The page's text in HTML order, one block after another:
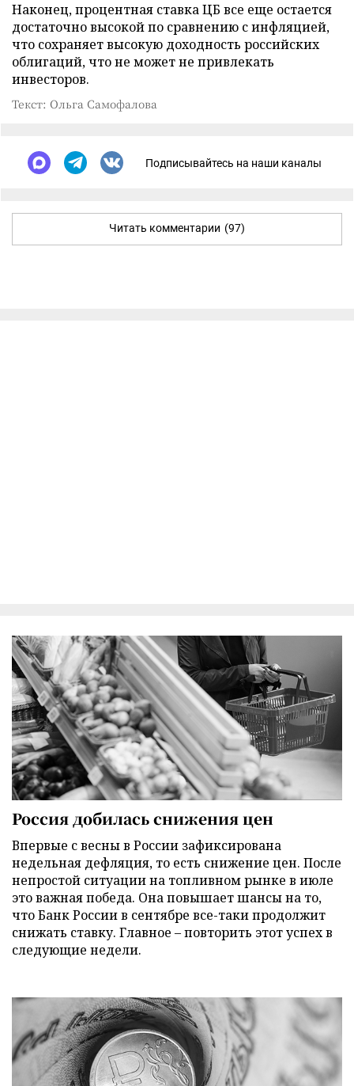
Наконец, процентная ставка ЦБ все еще остается
достаточно высокой по сравнению с инфляцией,
что сохраняет высокую доходность российских
облигаций, что не может не привлекать
инвесторов.
Текст: Ольга Самофалова
Подписывайтесь на наши каналы
Читать комментарии (97)
Россия добилась снижения цен
Впервые с весны в России зафиксирована
недельная дефляция, то есть снижение цен. После
непростой ситуации на топливном рынке в июле
это важная победа. Она повышает шансы на то,
что Банк России в сентябре все-таки продолжит
снижать ставку. Главное – повторить этот успех в
следующие недели.